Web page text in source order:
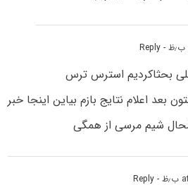
- Reply
بحثاکردیم استرس ترس
اعلام نتایج بازم بیاین اینجا خبر
شیم مرسی از همگی
- Reply